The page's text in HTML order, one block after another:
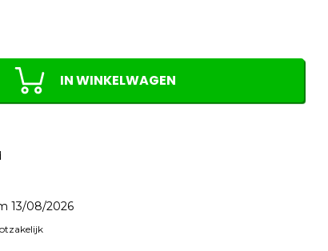
IN WINKELWAGEN
13/08/2026